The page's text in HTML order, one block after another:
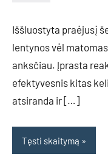
Iššluostyta praėjusį
lentynos vėl
anksčiau. Įprasta
efektyvesnis kitas
atsiranda ir […]
Tęsti skaitymą